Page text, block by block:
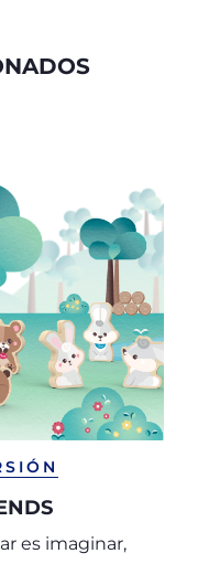
es imaginar,